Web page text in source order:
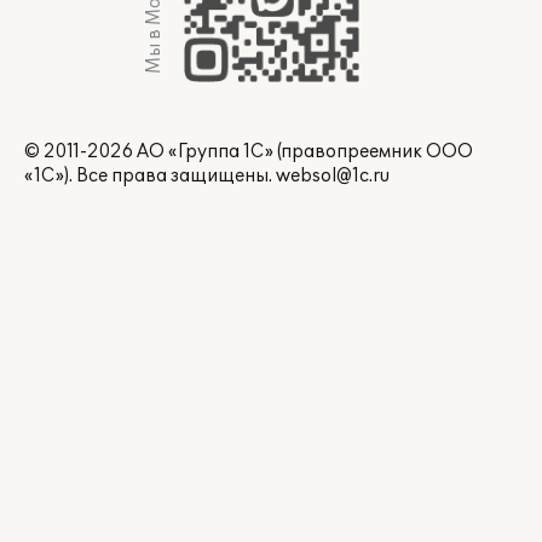
Мы в Max
© 2011-2026 АО «Группа 1С» (правопреемник ООО
«1С»). Все права защищены. websol@1c.ru